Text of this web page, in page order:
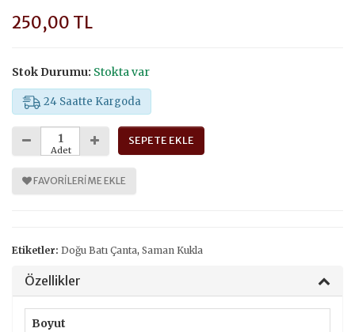
250,00 TL
Stok Durumu: Stokta var
24 Saatte Kargoda
Adet
SEPETE EKLE
FAVORILERIME EKLE
Etiketler: Doğu Batı Çanta, Saman Kukla
Özellikler
Boyut